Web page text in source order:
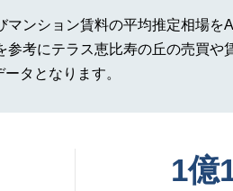
ンション賃料の平均推定相場を
考にテラス恵比寿の丘の売買や
タとなります。
1億